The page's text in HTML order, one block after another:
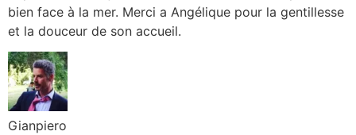
bien face à la mer. Merci a Angélique pour la gentillesse
et la douceur de son accueil.
Gianpiero